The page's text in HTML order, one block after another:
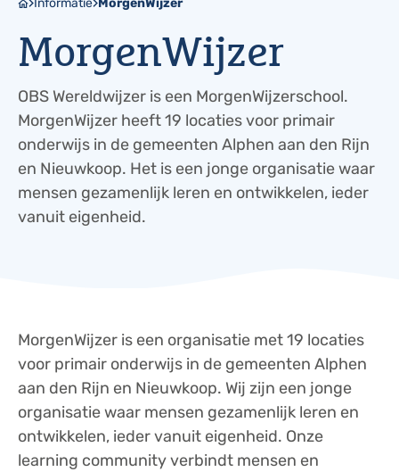
Informatie MorgenWijzer
MorgenWijzer
OBS Wereldwijzer is een MorgenWijzerschool.
MorgenWijzer heeft 19 locaties voor primair
onderwijs in de gemeenten Alphen aan den Rijn
en Nieuwkoop. Het is een jonge organisatie waar
mensen gezamenlijk leren en ontwikkelen, ieder
vanuit eigenheid.
MorgenWijzer is een organisatie met 19 locaties
voor primair onderwijs in de gemeenten Alphen
aan den Rijn en Nieuwkoop. Wij zijn een jonge
organisatie waar mensen gezamenlijk leren en
ontwikkelen, ieder vanuit eigenheid. Onze
learning community verbindt mensen en